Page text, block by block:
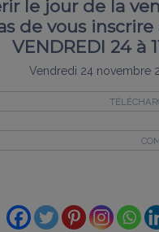
le jour de la
de vous inscrire
VENDREDI 24 à
Vendredi 24 novembre